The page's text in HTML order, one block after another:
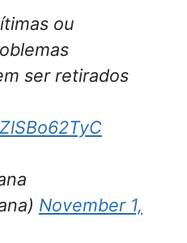
ou
ser retirados
November 1,